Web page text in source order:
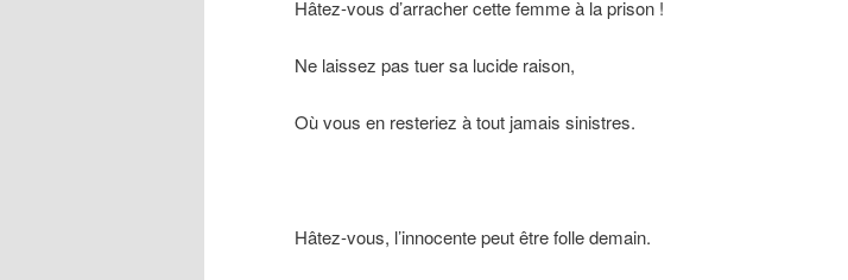
Hâtez-vous d’arracher cette femme à la prison !
Ne laissez pas tuer sa lucide raison,
Où vous en resteriez à tout jamais sinistres.
Hâtez-vous, l’innocente peut être folle demain.